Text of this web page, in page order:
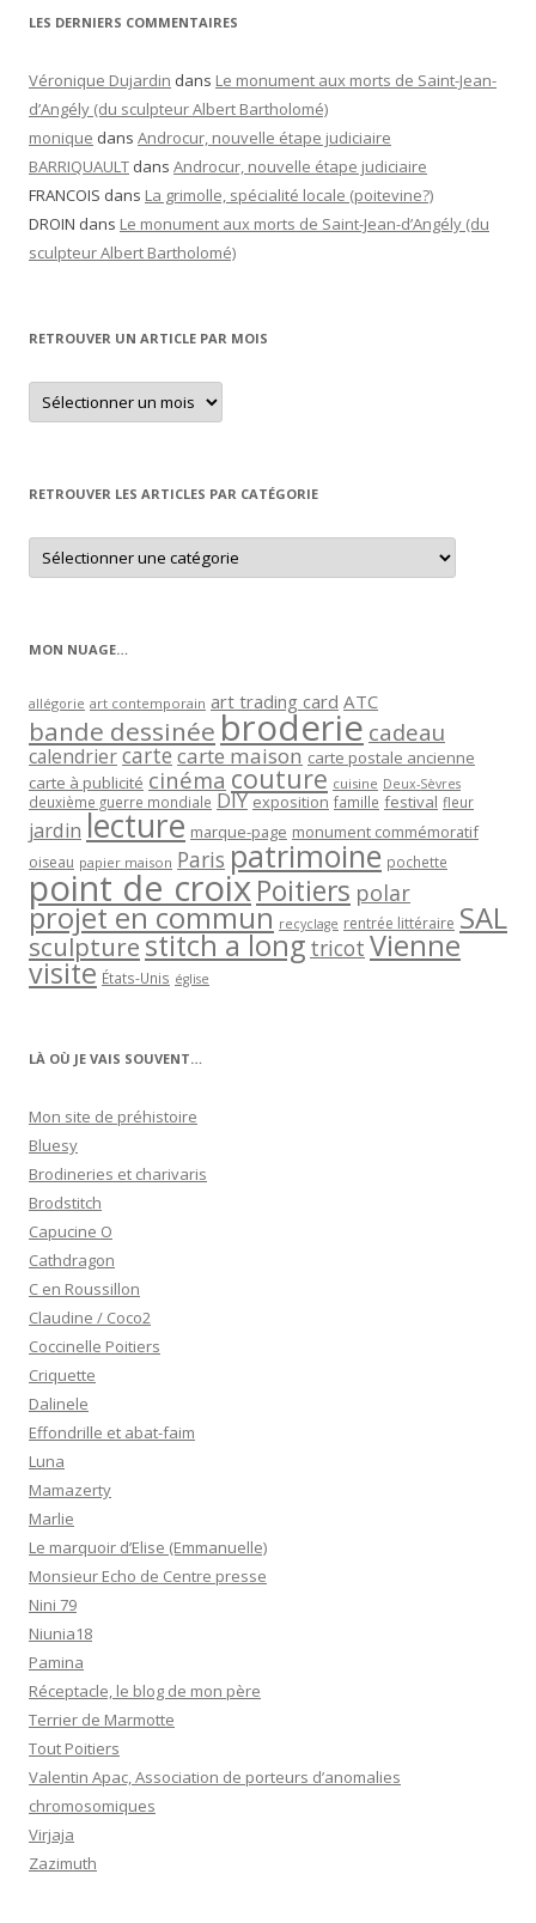
LES DERNIERS COMMENTAIRES
Véronique Dujardin dans Le monument aux morts de Saint-Jean-
d’Angély (du sculpteur Albert Bartholomé)
monique dans Androcur, nouvelle étape judiciaire
BARRIQUAULT dans Androcur, nouvelle étape judiciaire
FRANCOIS dans La grimolle, spécialité locale (poitevine?)
DROIN dans Le monument aux morts de Saint-Jean-d’Angély (du
sculpteur Albert Bartholomé)
RETROUVER UN ARTICLE PAR MOIS
Retrouver
un
article
RETROUVER LES ARTICLES PAR CATÉGORIE
Retrouver
les
articles
MON NUAGE…
allégorie art contemporain art trading card ATC
bande dessinée broderie cadeau
calendriercartecarte maison carte postale ancienne
carte à publicité cinéma couture cuisine Deux-Sèvres
deuxième guerre mondiale DIY exposition famille festival fleur
jardin lecture marque-page monument commémoratif
oiseau papier maison Paris patrimoine pochette
point de croixPoitiers polar
projet en commun recyclage rentrée littéraire SAL
sculpturestitch a long tricot Vienne
visite États-Unis église
LÀ OÙ JE VAIS SOUVENT…
Mon site de préhistoire
Bluesy
Brodineries et charivaris
Brodstitch
Capucine O
Cathdragon
C en Roussillon
Claudine / Coco2
Coccinelle Poitiers
Criquette
Dalinele
Effondrille et abat-faim
Luna
Mamazerty
Marlie
Le marquoir d’Elise (Emmanuelle)
Monsieur Echo de Centre presse
Nini 79
Niunia18
Pamina
Réceptacle, le blog de mon père
Terrier de Marmotte
Tout Poitiers
Valentin Apac, Association de porteurs d’anomalies
chromosomiques
Virjaja
Zazimuth